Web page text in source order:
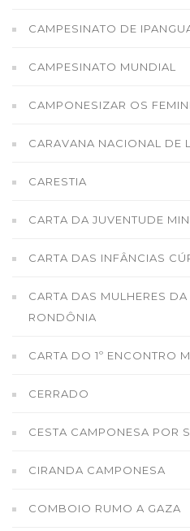
CAMPESINATO DE
CAMPESINATO MUNDIAL
CAMPONESIZAR OS
CARAVANA NACIONAL DE
CARESTIA
CARTA DA JUVENTUDE
CARTA DAS INFÂNCIAS
CARTA DAS MULHERES
RONDÔNIA
CARTA DO 1º ENCONTRO
CERRADO
CESTA CAMPONESA POR
CIRANDA CAMPONESA
COMBOIO RUMO A GAZA